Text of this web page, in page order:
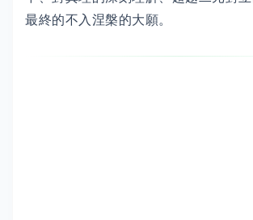
最終的不入涅槃的大願。